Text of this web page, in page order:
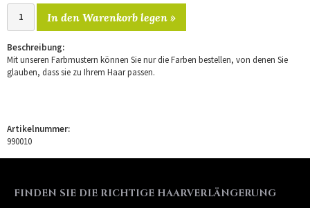
In den Warenkorb legen »
Beschreibung:
Mit unseren Farbmustern können Sie nur die Farben bestellen, von denen Sie
glauben, dass sie zu Ihrem Haar passen.
Artikelnummer:
990010
FINDEN SIE DIE RICHTIGE HAARVERLÄNGERUNG